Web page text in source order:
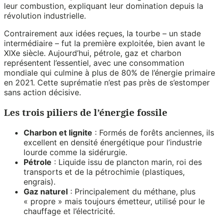
leur combustion, expliquant leur domination depuis la
révolution industrielle.
Contrairement aux idées reçues, la tourbe – un stade
intermédiaire – fut la première exploitée, bien avant le
XIXe siècle. Aujourd’hui, pétrole, gaz et charbon
représentent l’essentiel, avec une consommation
mondiale qui culmine à plus de 80% de l’énergie primaire
en 2021. Cette suprématie n’est pas près de s’estomper
sans action décisive.
Les trois piliers de l’énergie fossile
Charbon et lignite : Formés de forêts anciennes, ils
excellent en densité énergétique pour l’industrie
lourde comme la sidérurgie.
Pétrole : Liquide issu de plancton marin, roi des
transports et de la pétrochimie (plastiques,
engrais).
Gaz naturel : Principalement du méthane, plus
« propre » mais toujours émetteur, utilisé pour le
chauffage et l’électricité.